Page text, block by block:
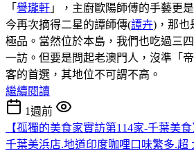
「 譽瓏軒 」，主廚歐陽師傅的手藝更
今再次摘得二星的譚師傳(譚卉)，那也
極品。當然位於本島，我們也吃過三
一訪。但要是問起老澳門人，沒準「
客的首選，其地位不可謂不高。
繼續閱讀
1週前
【孤獨的美食家實訪第114家-千葉美
千葉美浜店.地道印度咖哩口味繁多.超